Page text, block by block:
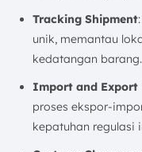
Tracking Shipment
unik, memantau
kedatangan barang.
Import and Export
proses ekspor-
kepatuhan regulasi